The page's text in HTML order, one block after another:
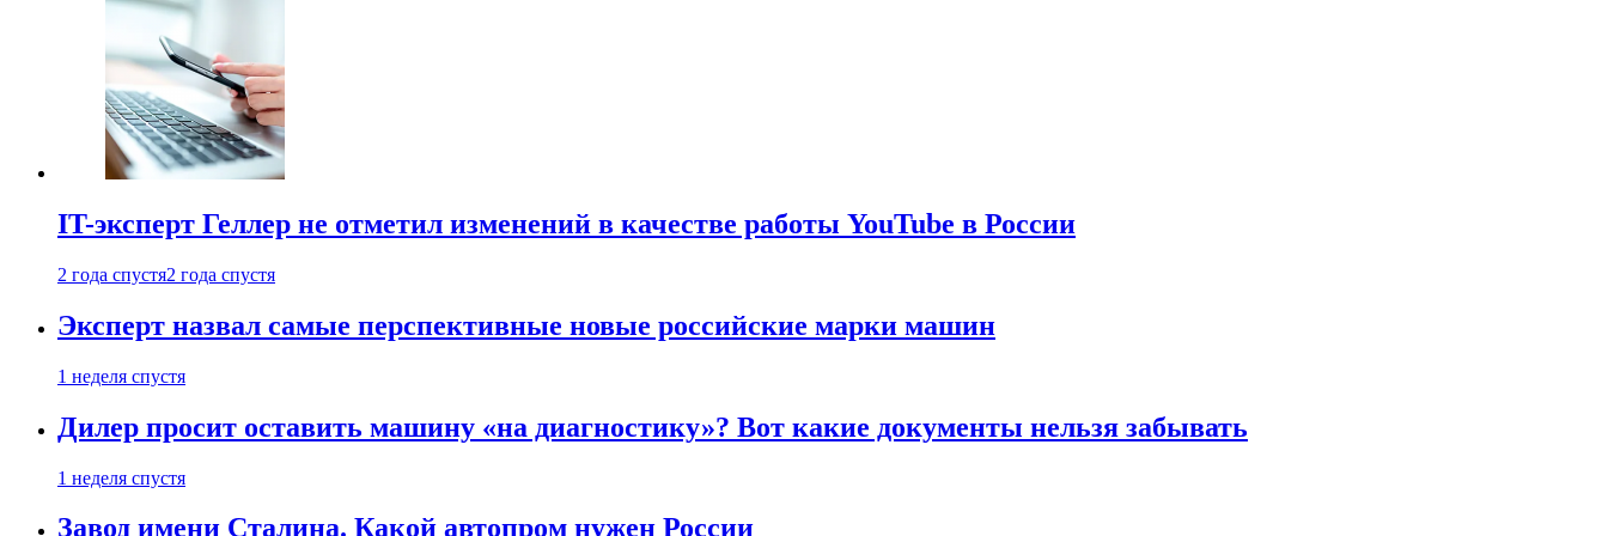
IT-эксперт Геллер не отметил изменений в качестве работы YouTube в России
2 года спустя2 года спустя
Эксперт назвал самые перспективные новые российские марки машин
1 неделя спустя
Дилер просит оставить машину «на диагностику»? Вот какие документы нельзя забывать
1 неделя спустя
Завод имени Сталина. Какой автопром нужен России